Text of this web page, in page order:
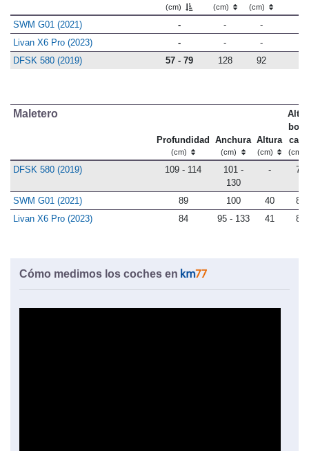
(cm) (cm) (cm)
SWM G01 (2021) - -
-
Livan X6 Pro (2023)
- -
-
DFSK 580 (2019)
57 - 79 128 92
Maletero
Profundidad
(cm)
Anchura
(cm)
Altura
(cm) (cm)
DFSK 580 (2019) 109 - 114
101 -
130
- 76
SWM G01 (2021) 89 100 40
81
Livan X6 Pro (2023)
84 95 - 133 41 82
Cómo medimos los coches en